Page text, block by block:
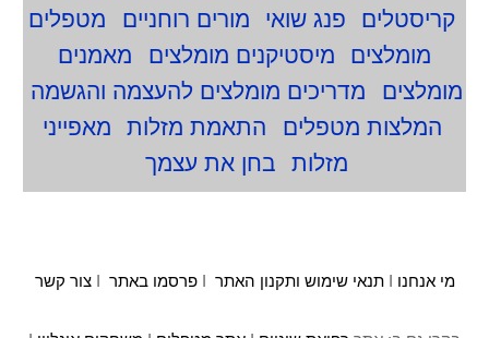
קריסטלים
פנג שואי מורים רוחניים
מטפלים
מומלצים
מיסטיקנים מומלצים
מאמנים
מומלצים
מדריכים מומלצים להעצמה והגשמה
המלצות מטפלים
התאמת מזלות
מאפייני
מזלות
בחן את עצמך
מי אנחנו תנאי שימוש ותקנון האתר פרסמו באתר צור קשר